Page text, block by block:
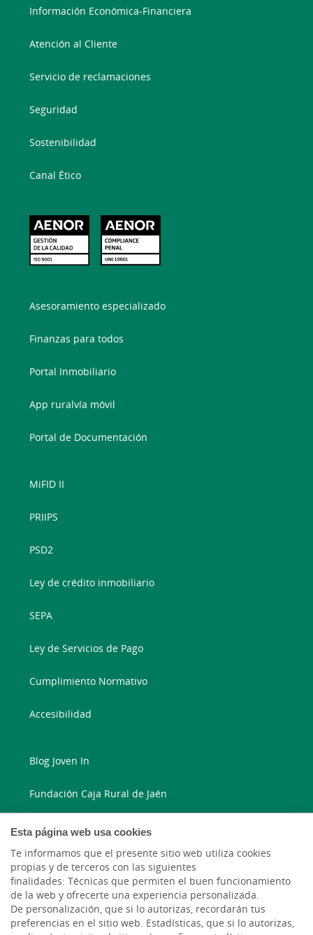
Esta página web usa cookies
Te informamos que el presente sitio web utiliza cookies
propias y de terceros con las siguientes
finalidades: Técnicas que permiten el buen funcionamiento
de la web y ofrecerte una experiencia personalizada.
De personalización, que si lo autorizas, recordarán tus
preferencias en el sitio web. Estadísticas, que si lo autorizas,
Información Económica-Financiera
Atención al Cliente
Servicio de reclamaciones
Seguridad
Sostenibilidad
Canal Ético
Asesoramiento especializado
Finanzas para todos
Portal Inmobiliario
App ruralvía móvil
Portal de Documentación
MiFID II
PRIIPS
PSD2
Ley de crédito inmobiliario
SEPA
Ley de Servicios de Pago
Cumplimiento Normativo
Accesibilidad
Blog Joven In
Fundación Caja Rural de Jaén
Blog Ruralvía
LinkedIn
Instagram
Facebook